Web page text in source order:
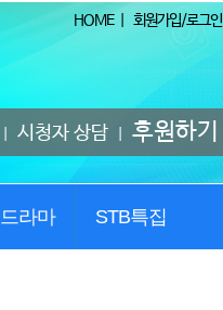
HOME| 회원가입/로그인
시청자 상담 후원하기
드라마 STB특집